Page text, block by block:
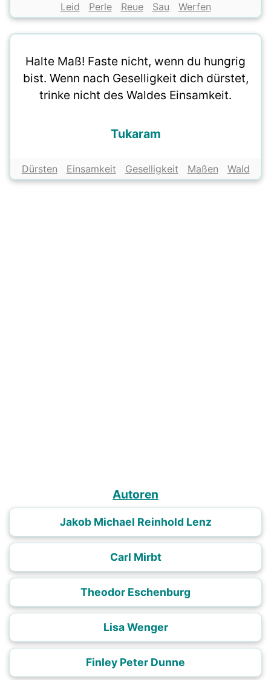
Leid Perle Reue Sau Werfen
Halte Maß! Faste nicht, wenn du hungrig
bist. Wenn nach Geselligkeit dich dürstet,
trinke nicht des Waldes Einsamkeit.
Tukaram
Dürsten Einsamkeit Geselligkeit Maßen Wald
Autoren
Jakob Michael Reinhold Lenz
Carl Mirbt
Theodor Eschenburg
Lisa Wenger
Finley Peter Dunne